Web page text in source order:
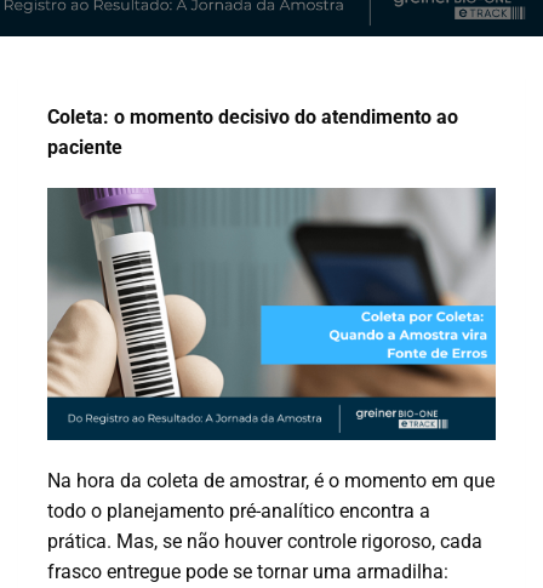
Coleta: o momento decisivo do atendimento ao
paciente
Na hora da coleta de amostrar, é o momento em que
todo o planejamento pré-analítico encontra a
prática. Mas, se não houver controle rigoroso, cada
frasco entregue pode se tornar uma armadilha: